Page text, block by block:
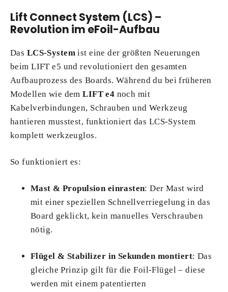
Lift Connect System (LCS) –
Revolution im eFoil-Aufbau
Das LCS-Systemist eine der größten Neuerungen
beim LIFT e5 und revolutioniert den gesamten
Aufbauprozess des Boards. Während du bei früheren
Modellen wie demLIFT e4 noch mit
Kabelverbindungen, Schrauben und Werkzeug
hantieren musstest, funktioniert das LCS-System
komplett werkzeuglos.
So funktioniert es:
Mast & Propulsion einrasten: Der Mast wird
mit einer speziellen Schnellverriegelung in das
Board geklickt, kein manuelles Verschrauben
nötig.
Flügel & Stabilizer in Sekunden montiert: Das
gleiche Prinzip gilt für die Foil-Flügel – diese
werden mit einem patentierten